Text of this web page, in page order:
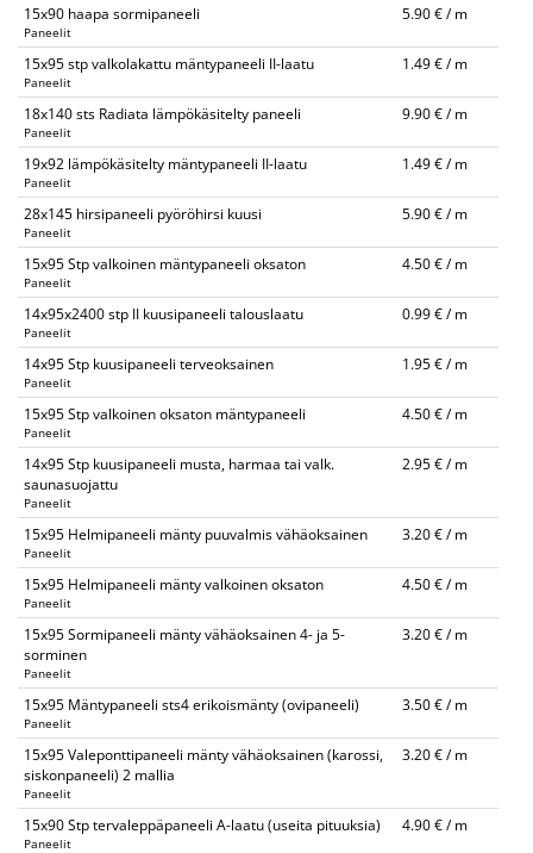
15x90 haapa sormipaneeli
Paneelit
5.90 € / m
15x95 stp valkolakattu mäntypaneeli II-laatu
Paneelit
1.49 € / m
18x140 sts Radiata lämpökäsitelty paneeli
Paneelit
9.90 € / m
19x92 lämpökäsitelty mäntypaneeli II-laatu
Paneelit
1.49 € / m
28x145 hirsipaneeli pyöröhirsi kuusi
Paneelit
5.90 € / m
15x95 Stp valkoinen mäntypaneeli oksaton
Paneelit
4.50 € / m
14x95x2400 stp II kuusipaneeli talouslaatu
Paneelit
0.99 € / m
14x95 Stp kuusipaneeli terveoksainen
Paneelit
1.95 € / m
15x95 Stp valkoinen oksaton mäntypaneeli
Paneelit
4.50 € / m
14x95 Stp kuusipaneeli musta, harmaa tai valk.
saunasuojattu
Paneelit
2.95 € / m
15x95 Helmipaneeli mänty puuvalmis vähäoksainen
Paneelit
3.20 € / m
15x95 Helmipaneeli mänty valkoinen oksaton
Paneelit
4.50 € / m
15x95 Sormipaneeli mänty vähäoksainen 4- ja 5-
sorminen
Paneelit
3.20 € / m
15x95 Mäntypaneeli sts4 erikoismänty (ovipaneeli)
Paneelit
3.50 € / m
15x95 Valeponttipaneeli mänty vähäoksainen (karossi,
siskonpaneeli) 2 mallia
Paneelit
3.20 € / m
15x90 Stp tervaleppäpaneeli A-laatu (useita pituuksia)
Paneelit
4.90 € / m